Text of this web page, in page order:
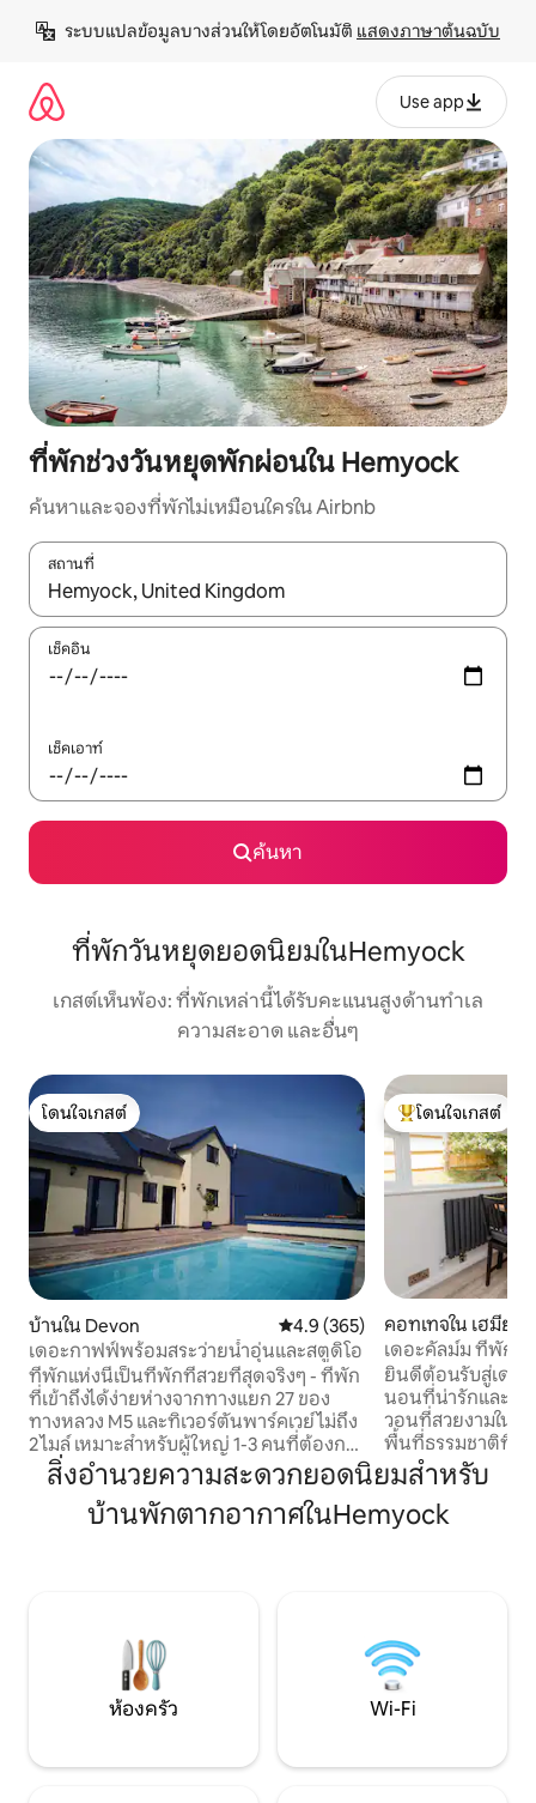
เนื้อหา
ระบบแปลข้อมูลบางส่วนให้โดยอัตโนมัติ แสดงภาษาต้นฉบับ
Use app
ที่พักช่วงวันหยุดพักผ่อนใน Hemyock
ค้นหาและจองที่พักไม่เหมือนใครใน Airbnb
สถานที่
ใช้ลูกศรขึ้นลง หรือใช้การสัมผัสหรือปัด เพื่อสำรวจผลการค้นหา
เช็คอิน
เช็คเอาท์
ค้นหา
ที่พักวันหยุดยอดนิยมในHemyock
เกสต์เห็นพ้อง: ที่พักเหล่านี้ได้รับคะแนนสูงด้านทำเล
ความสะอาด และอื่นๆ
โดนใจเกสต์
โดนใจเกสต์
บ้านใน Devon คะแนนเฉลี่ย 4.9 จาก 5, 365 รีวิว
4.9 (365)
เดอะกาฟฟ์พร้อมสระว่ายน้ำอุ่นและสตูดิโอ
ที่พักแห่งนี้เป็นที่พักที่สวยที่สุดจริงๆ - ที่พัก
ที่เข้าถึงได้ง่ายห่างจากทางแยก 27 ของ
ทางหลวง M5 และทิเวอร์ตันพาร์คเวย์ไม่ถึง
2 ไมล์ เหมาะสำหรับผู้ใหญ่ 1-3 คนที่ต้องการ
สำรวจภาคตะวันตกเฉียงใต้ ทำสมาธิแบบมิ
นิรีทรีท ทำงานในท้องถิ่น หรือเพียงแค่
ต้องการหลบหนีไปยังชนบท สระว่ายน้ำอุ่น
สำหรับเด็กหรือทารก
โดนใจเกสต์ที่สุด
โดนใจเกสต์
คอทเทจใน เฮมียอ
เดอะคัลม์ม ที่พัก
สมบูรณ์แบบ
ยินดีต้อนรับสู่เดอะ
นอนที่น่ารักและอบ
วอนที่สวยงามในแ
พื้นที่ธรรมชาติที่สวยงาม
ประโยชน์จากทาง
เองสำหรับรถ 2 คัน เราโชคดีที่รายล้อมไป
ด้วยชนบทอันรุ่งโร
มากมายบนบันไดห
สิ่งอำนวยความสะดวกยอดนิยมสำหรับ
บ้านพักตากอากาศในHemyock
ห้องครัว Wi-Fi